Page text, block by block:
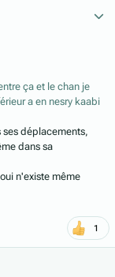
ça et le chan je
a en nesry kaabi
ses déplacements,
dans sa
n'existe même
1